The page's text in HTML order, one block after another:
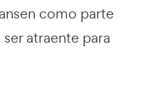
como parte
atraente para